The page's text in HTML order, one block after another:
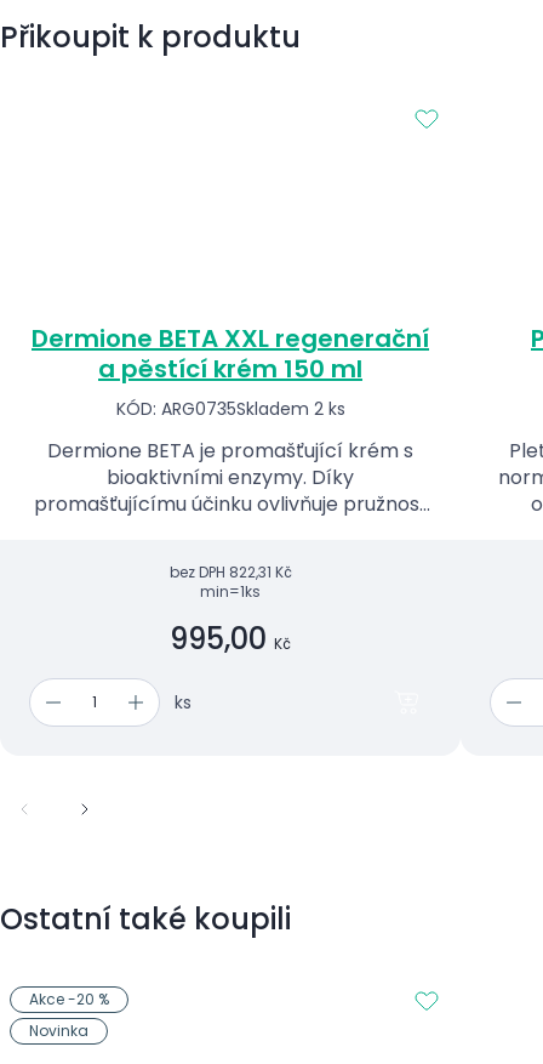
Přikoupit k produktu
Dermione BETA XXL regenerační
a pěstící krém 150 ml
KÓD: ARG0735Skladem 2 ks
Dermione BETA je promašťující krém s
bioaktivními enzymy. Díky
promašťujícímu účinku ovlivňuje pružnost
náchylnou k výskytu ekz...
bez DPH 822,31 Kč
min=1ks
995,00 Kč
ks
Ostatní také koupili
Akce -20 %
Novinka